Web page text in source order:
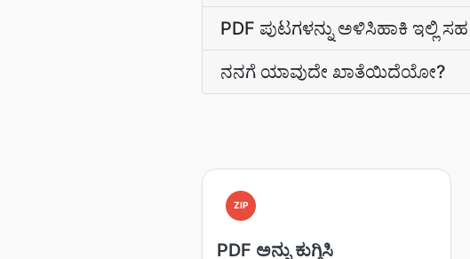
PDF ಪುಟಗಳನ್ನು ಅಳಿಸಿಹಾಕಿ ಇಲ್ಲಿ
ನನಗೆ ಯಾವುದೇ ಖಾತೆಯಿದೆಯೋ?
ZIP
PDF ಅನ್ನು ಕುಗ್ಗಿಸಿ